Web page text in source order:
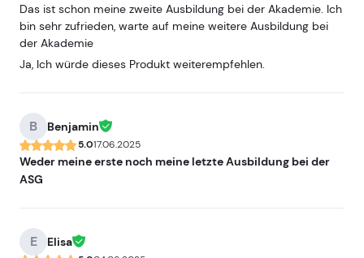
Das ist schon meine zweite Ausbildung bei der Akademie. Ich
bin sehr zufrieden, warte auf meine weitere Ausbildung bei
der Akademie
Ja, Ich würde dieses Produkt weiterempfehlen.
B Benjamin
5.017.06.2025
Weder meine erste noch meine letzte Ausbildung bei der
ASG
E Elisa